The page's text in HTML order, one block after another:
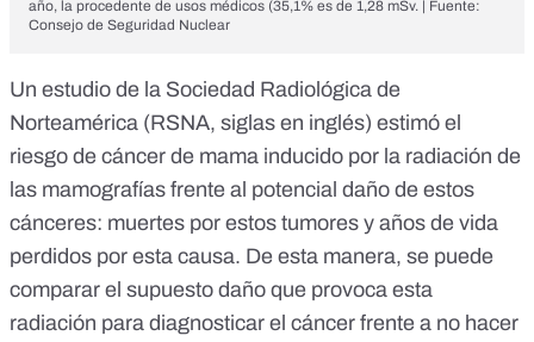
año, la procedente de usos médicos (35,1% es de 1,28 mSv. | Fuente:
Consejo de Seguridad Nuclear
Un estudio de la Sociedad Radiológica de
Norteamérica (RSNA, siglas en inglés) estimó el
riesgo de cáncer de mama inducido por la radiación de
las mamografías frente al potencial daño de estos
cánceres: muertes por estos tumores y años de vida
perdidos por esta causa. De esta manera, se puede
comparar el supuesto daño que provoca esta
radiación para diagnosticar el cáncer frente a no hacer